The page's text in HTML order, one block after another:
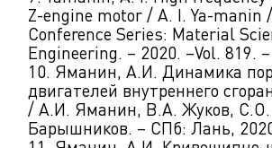
Z-engine motor / A. I. Ya-manin
Conference Series: Material
Engineering. – 2020. –Vol. 819.
10. Яманин, А.И. Динамика
двигателей внутреннего
/ А.И. Яманин, В.А. Жуков, С.О.
Барышников. – СПб: Лань,